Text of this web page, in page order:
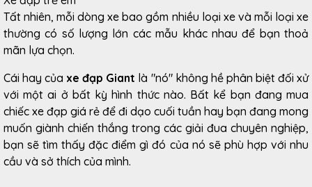
Tất nhiên, mỗi dòng xe bao gồm nhiều loại xe và mỗi loại xe
thường có số lượng lớn các mẫu khác nhau để bạn thoả
mãn lựa chọn.
Cái hay của xe đạp Giant là "nó" không hề phân biệt đối xử
với một ai ở bất kỳ hình thức nào. Bất kể bạn đang mua
chiếc xe đạp giá rẻ để đi dạo cuối tuần hay bạn đang mong
muốn giành chiến thắng trong các giải đua chuyên nghiệp,
bạn sẽ tìm thấy đặc điểm gì đó của nó sẽ phù hợp với nhu
cầu và sở thích của mình.